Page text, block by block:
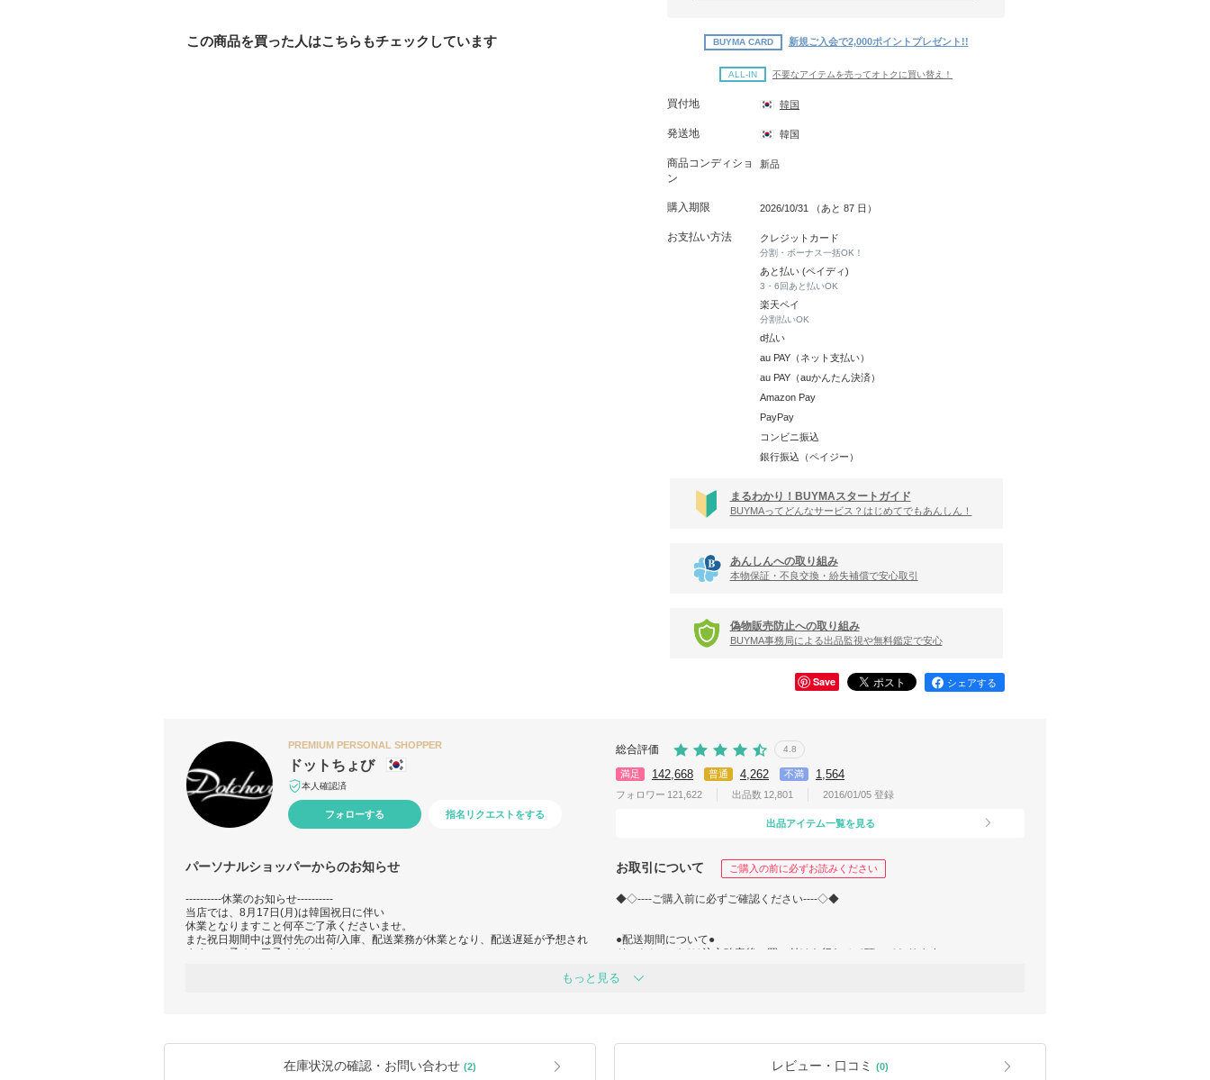
この商品を買った人はこちらもチェックしています BUYMA CARD 新規ご入会で2,000ポイントプレゼント!!
ALL-IN 不要なアイテムを売ってオトクに買い替え！
買付地 韓国
発送地 韓国
商品コンディショ
ン
新品
購入期限 2026/10/31 （あと 87 日）
お支払い方法 クレジットカード
分割・ボーナス一括OK！
あと払い (ペイディ)
3・6回あと払いOK
楽天ペイ
分割払いOK
d払い
au PAY（ネット支払い）
au PAY（auかんたん決済）
Amazon Pay
PayPay
コンビニ振込
銀行振込（ペイジー）
まるわかり！BUYMAスタートガイド
BUYMAってどんなサービス？はじめてでもあんしん！
あんしんへの取り組み
本物保証・不良交換・紛失補償で安心取引
偽物販売防止への取り組み
BUYMA事務局による出品監視や無料鑑定で安心
Save シェアする
PREMIUM PERSONAL SHOPPER
ドットちょび
本人確認済
フォローする 指名リクエストをする
総合評価 4.8
満足 142,668 普通 4,262 不満 1,564
フォロワー 121,622 出品数 12,801 2016/01/05 登録
出品アイテム一覧を見る
パーソナルショッパーからのお知らせ お取引について ご購入の前に必ずお読みください
----------休業のお知らせ----------
当店では、8月17日(月)は韓国祝日に伴い
休業となりますこと何卒ご了承くださいませ。
また祝日期間中は買付先の出荷/入庫、配送業務が休業となり、配送遅延が予想され
ますので予めご了承くださいませ。
商品入荷確認次第速やかに発送させていただきますので、何卒ご理解いただけます
※ご購入前に必ずお読みください※
https://www.buyma.com/buyer/3556134/post/437752.html#buyermenu_wrap
◆◇----ご購入前に必ずご確認ください----◇◆
●配送期間について●
ドットちょびでは注文確定後に買い付けを行わせて頂いております。
～注文確定から発送までの流れ～
もっと見る
在庫状況の確認・お問い合わせ (2) レビュー・口コミ (0)